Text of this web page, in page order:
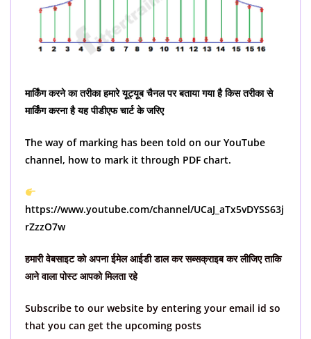
मार्किंग करने का तरीका हमारे यूट्यूब चैनल पर बताया गया है किस तरीका से
मार्किंग करना है यह पीडीएफ चार्ट के जरिए
The way of marking has been told on our YouTube
channel, how to mark it through PDF chart.
https://www.youtube.com/channel/UCaJ_aTx5vDYSS63j
rZzzO7w
हमारी वेबसाइट को अपना ईमेल आईडी डाल कर सब्सक्राइब कर लीजिए ताकि
आने वाला पोस्ट आपको मिलता रहे
Subscribe to our website by entering your email id so
that you can get the upcoming posts